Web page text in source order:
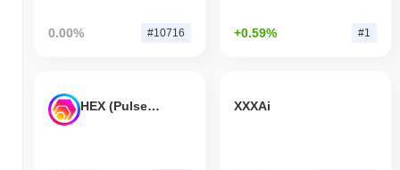
0.00% #10716 +0.59% #1
HEX (Pulsechain) XXXAi